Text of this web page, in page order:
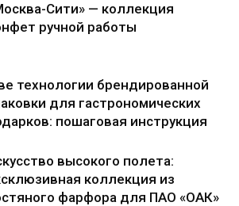
Сити» — коллекция
ручной работы
технологии брендированной
для гастрономических
пошаговая инструкция
высокого полета:
коллекция из
фарфора для ПАО «ОАК»